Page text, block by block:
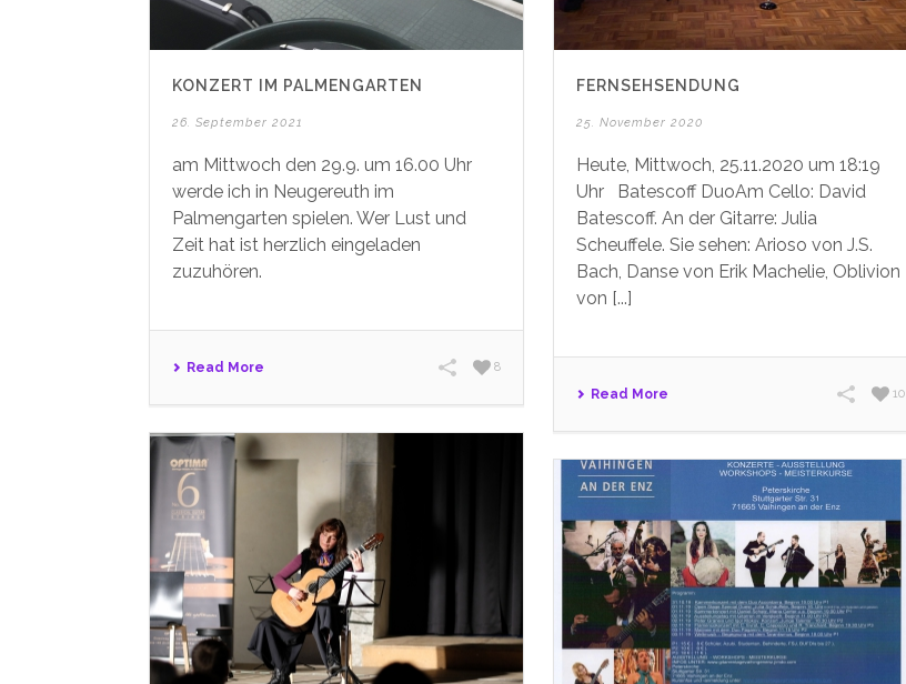
KONZERT IM PALMENGARTEN
26. September 2021
am Mittwoch den 29.9. um 16.00 Uhr
werde ich in Neugereuth im
Palmengarten spielen. Wer Lust und
Zeit hat ist herzlich eingeladen
zuzuhören.
Read More 8
FERNSEHSENDUNG
25. November 2020
Heute, Mittwoch, 25.11.2020 um 18:19
Uhr Batescoff DuoAm Cello: David
Batescoff. An der Gitarre: Julia
Scheuffele. Sie sehen: Arioso von J.S.
Bach, Danse von Erik Machelie, Oblivion
von [...]
Read More 10